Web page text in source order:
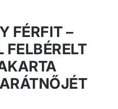
FÉRFIT –
FELBÉRELT